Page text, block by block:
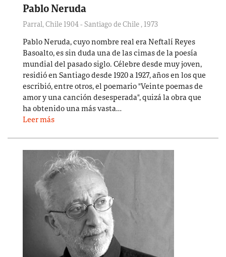
Pablo Neruda
Parral, Chile 1904 - Santiago de Chile , 1973
Pablo Neruda, cuyo nombre real era Neftalí Reyes
Basoalto, es sin duda una de las cimas de la poesía
mundial del pasado siglo. Célebre desde muy joven,
residió en Santiago desde 1920 a 1927, años en los que
escribió, entre otros, el poemario "Veinte poemas de
amor y una canción desesperada", quizá la obra que
ha obtenido una más vasta…
Leer más